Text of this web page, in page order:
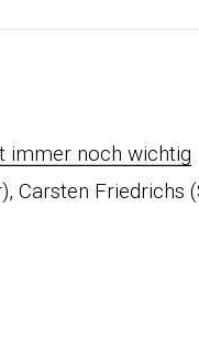
immer noch wichtig
Friedrichs